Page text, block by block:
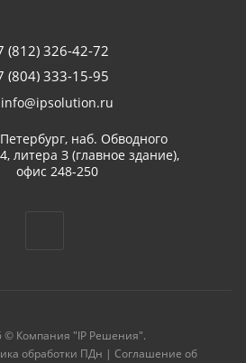
(812) 326-42-72
(804) 333-15-95
info@ipsolution.ru
наб. Обводного
литера З (главное здание),
офис 248-250
© Компания "IP Решения".
обработки ПДн | Соглашение об